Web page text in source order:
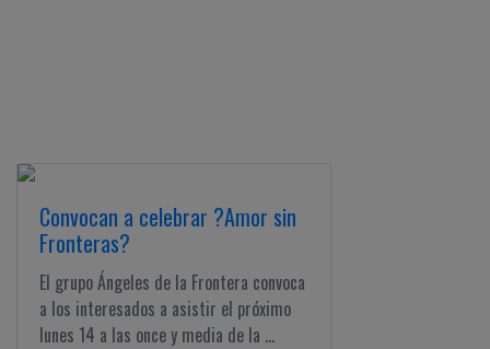
Convocan a celebrar ?Amor sin
Fronteras?
El grupo Ángeles de la Frontera convoca
a los interesados a asistir el próximo
lunes 14 a las once y media de la ...